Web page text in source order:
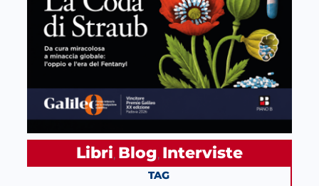
Libri, Blog, Interviste
TAG